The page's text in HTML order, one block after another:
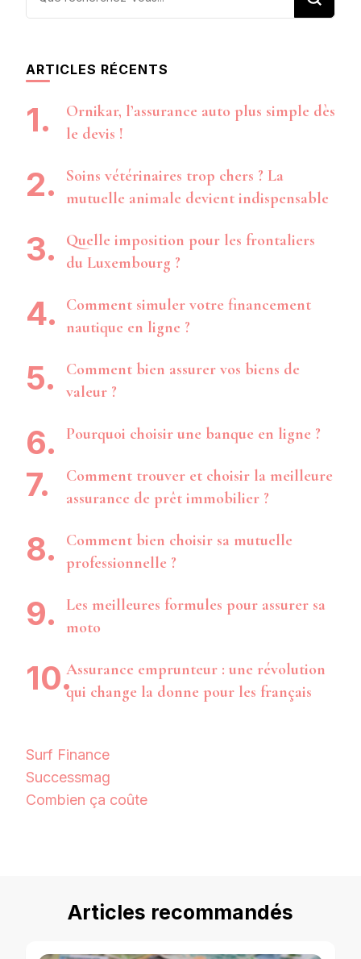
ARTICLES RÉCENTS
Ornikar, l’assurance auto plus simple dès
le devis !
Soins vétérinaires trop chers ? La
mutuelle animale devient indispensable
Quelle imposition pour les frontaliers
du Luxembourg ?
Comment simuler votre financement
nautique en ligne ?
Comment bien assurer vos biens de
valeur ?
Pourquoi choisir une banque en ligne ?
Comment trouver et choisir la meilleure
assurance de prêt immobilier ?
Comment bien choisir sa mutuelle
professionnelle ?
Les meilleures formules pour assurer sa
moto
Assurance emprunteur : une révolution
qui change la donne pour les français
Surf Finance
Successmag
Combien ça coûte
Articles recommandés